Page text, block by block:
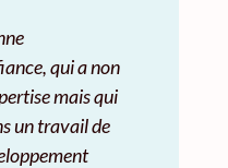
qui a non
mais qui
un travail de